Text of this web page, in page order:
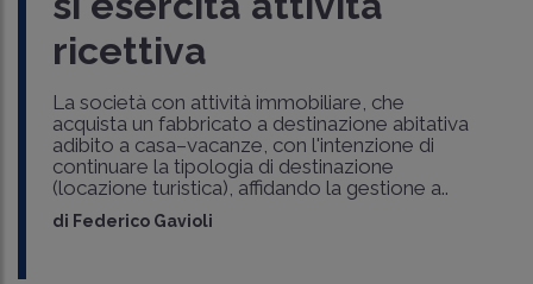
ricettiva
La società con attività immobiliare, che
acquista un fabbricato a destinazione abitativa
adibito a casa–vacanze, con l'intenzione di
continuare la tipologia di destinazione
(locazione turistica), affidando la gestione a..
di Federico Gavioli